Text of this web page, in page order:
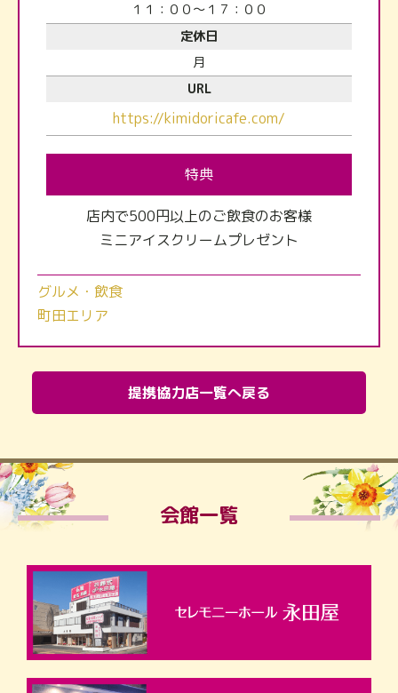
１１：００～１７：００
定休日
月
URL
https://kimidoricafe.com/
特典
店内で500円以上のご飲食のお客様
ミニアイスクリームプレゼント
グルメ・飲食
町田エリア
提携協力店一覧へ戻る
会館一覧